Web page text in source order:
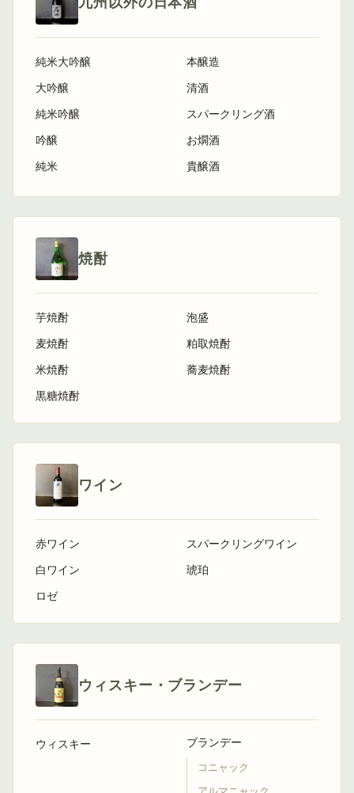
純米大吟醸
大吟醸
純米吟醸
吟醸
純米
本醸造
清酒
スパークリング酒
お燗酒
貴醸酒
焼酎
芋焼酎
麦焼酎
米焼酎
黒糖焼酎
泡盛
粕取焼酎
蕎麦焼酎
ワイン
赤ワイン
白ワイン
ロゼ
スパークリングワイン
琥珀
ウィスキー・ブランデー
ウィスキー ブランデー
コニャック